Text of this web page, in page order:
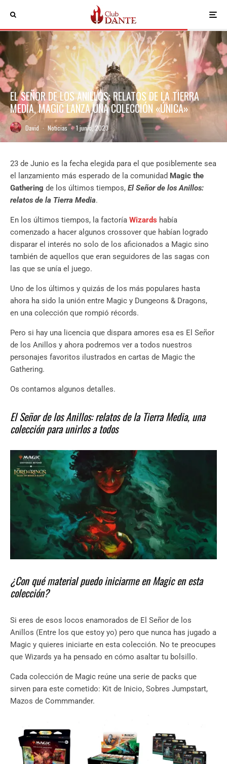
EL SEÑOR DE LOS ANILLOS: RELATOS DE LA TIERRA
MEDIA, MAGIC LANZA UNA COLECCIÓN «ÚNICA»
David · Noticias · 1 junio, 2023
23 de Junio es la fecha elegida para el que posiblemente sea
el lanzamiento más esperado de la comunidad Magic the
Gathering de los últimos tiempos, El Señor de los Anillos:
relatos de la Tierra Media.
En los últimos tiempos, la factoría Wizards había
comenzado a hacer algunos crossover que habían logrado
disparar el interés no solo de los aficionados a Magic sino
también de aquellos que eran seguidores de las sagas con
las que se unía el juego.
Uno de los últimos y quizás de los más populares hasta
ahora ha sido la unión entre Magic y Dungeons & Dragons,
en una colección que rompió récords.
Pero si hay una licencia que dispara amores esa es El Señor
de los Anillos y ahora podremos ver a todos nuestros
personajes favoritos ilustrados en cartas de Magic the
Gathering.
Os contamos algunos detalles.
El Señor de los Anillos: relatos de la Tierra Media, una
colección para unirlos a todos
¿Con qué material puedo iniciarme en Magic en esta
colección?
Si eres de esos locos enamorados de El Señor de los
Anillos (Entre los que estoy yo) pero que nunca has jugado a
Magic y quieres iniciarte en esta colección. No te preocupes
que Wizards ya ha pensado en cómo asaltar tu bolsillo.
Cada colección de Magic reúne una serie de packs que
sirven para este cometido: Kit de Inicio, Sobres Jumpstart,
Mazos de Commmander.